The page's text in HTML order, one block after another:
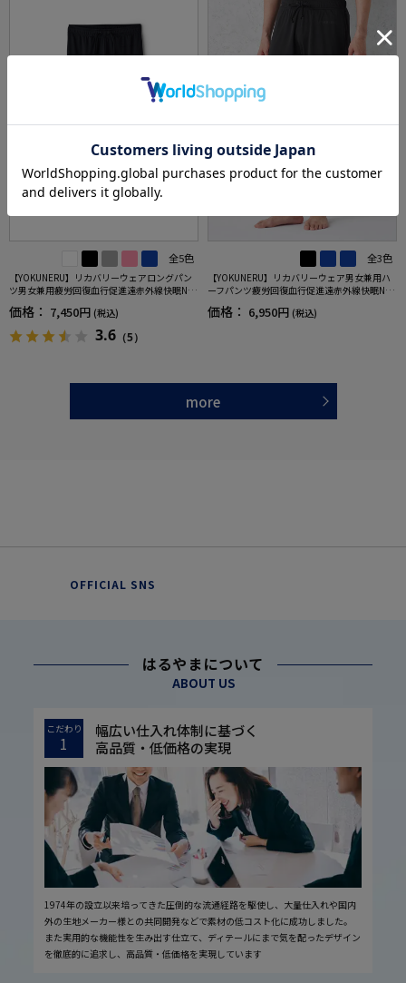
全5色
【YOKUNERU】リカバリーウェアロングパン
ツ男女兼用疲労回復血行促進遠赤外線快眠NA
NOMIX(R)【一般医療機器】SS～LLサイズ
価格： 7,450円 (税込)
3.6 （5）
全3色
【YOKUNERU】リカバリーウェア男女兼用ハ
ーフパンツ疲労回復血行促進遠赤外線快眠NA
NOMIX(R)【一般医療機器】SS～LLサイズ
価格： 6,950円 (税込)
more
OFFICIAL SNS
はるやまについて
ABOUT US
こだわり
1
幅広い仕入れ体制に基づく
高品質・低価格の実現
1974年の設立以来培ってきた圧倒的な流通経路を駆使し、大量仕入れや国内
外の生地メーカー様との共同開発などで素材の低コスト化に成功しました。
また実用的な機能性を生み出す仕立て、ディテールにまで気を配ったデザイン
を徹底的に追求し、高品質・低価格を実現しています